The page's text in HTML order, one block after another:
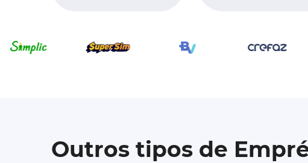
Outros tipos de